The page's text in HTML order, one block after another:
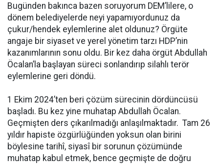
Bugünden bakınca bazen soruyorum DEM’lilere, o
dönem belediyelerde neyi yapamıyordunuz da
çukur/hendek eylemlerine alet oldunuz? Örgüte
angaje bir siyaset ve yerel yönetim tarzı HDP’nin
kazanımlarının sonu oldu. Bir kez daha örgüt Abdullah
Öcalan’la başlayan süreci sonlandırıp silahlı terör
eylemlerine geri döndü.
1 Ekim 2024’ten beri çözüm sürecinin dördüncüsü
başladı. Bu kez yine muhatap Abdullah Öcalan.
Geçmişten ders çıkarılmadığı anlaşılmaktadır. Tam 26
yıldır hapiste özgürlüğünden yoksun olan birini
böylesine tarihî, siyasî bir sorunun çözümünde
muhatap kabul etmek, bence geçmişte de doğru